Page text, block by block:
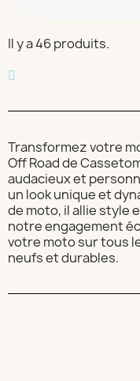
Il y a 46 produits.
Transformez votre
Off Road de
audacieux et
un look unique et
de moto, il allie style
notre engagement
votre moto sur tous
neufs et durables.